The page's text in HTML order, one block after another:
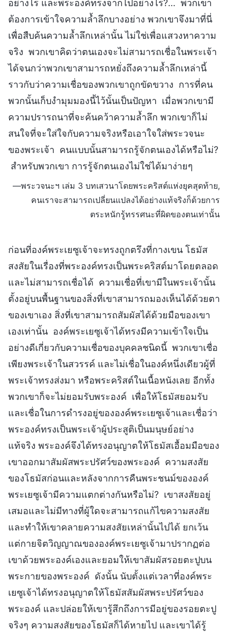
อย่างไร และพระองค์ทรงจากไปอย่างไร?… พวกเขา
ต้องการเข้าใจความล้ำลึกบางอย่าง พวกเขาจึงมาที่นี่
เพื่อสืบค้นความล้ำลึกเหล่านั้น ไม่ใช่เพื่อแสวงหาความ
จริง พวกเขาคิดว่าตนเองจะไม่สามารถเชื่อในพระเจ้า
ได้จนกว่าพวกเขาสามารถหยั่งถึงความล้ำลึกเหล่านี้
ราวกับว่าความเชื่อของพวกเขาถูกขัดขวาง การที่คน
พวกนั้นเก็บงำมุมมองนี้ไว้นั้นเป็นปัญหา เมื่อพวกเขามี
ความปรารถนาที่จะค้นคว้าความล้ำลึก พวกเขาก็ไม่
สนใจที่จะใส่ใจกับความจริงหรือเอาใจใส่พระวจนะ
ของพระเจ้า คนแบบนั้นสามารถรู้จักตนเองได้หรือไม่?
สำหรับพวกเขา การรู้จักตนเองไม่ใช่ได้มาง่ายๆ
—พระวจนะฯ เล่ม 3 บทเสวนาโดยพระคริสต์แห่งยุคสุดท้าย,
คนเราจะสามารถเปลี่ยนแปลงได้อย่างแท้จริงก็ด้วยการ
ตระหนักรู้ทรรศนะที่ผิดของตนเท่านั้น
ก่อนที่องค์พระเยซูเจ้าจะทรงถูกตรึงที่กางเขน โธมัส
สงสัยในเรื่องที่พระองค์ทรงเป็นพระคริสต์มาโดยตลอด
และไม่สามารถเชื่อได้ ความเชื่อที่เขามีในพระเจ้านั้น
ตั้งอยู่บนพื้นฐานของสิ่งที่เขาสามารถมองเห็นได้ด้วยตา
ของเขาเอง สิ่งที่เขาสามารถสัมผัสได้ด้วยมือของเขา
เองเท่านั้น องค์พระเยซูเจ้าได้ทรงมีความเข้าใจเป็น
อย่างดีเกี่ยวกับความเชื่อของบุคคลชนิดนี้ พวกเขาเชื่อ
เพียงพระเจ้าในสวรรค์ และไม่เชื่อในองค์หนึ่งเดียวผู้ที่
พระเจ้าทรงส่งมา หรือพระคริสต์ในเนื้อหนังเลย อีกทั้ง
พวกเขาก็จะไม่ยอมรับพระองค์ เพื่อให้โธมัสยอมรับ
และเชื่อในการดำรงอยู่ขององค์พระเยซูเจ้าและเชื่อว่า
พระองค์ทรงเป็นพระเจ้าผู้ประสูติเป็นมนุษย์อย่าง
แท้จริง พระองค์จึงได้ทรงอนุญาตให้โธมัสเอื้อมมือของ
เขาออกมาสัมผัสพระปรัศว์ของพระองค์ ความสงสัย
ของโธมัสก่อนและหลังจากการคืนพระชนม์ขององค์
พระเยซูเจ้ามีความแตกต่างกันหรือไม่? เขาสงสัยอยู่
เสมอและไม่มีทางที่ผู้ใดจะสามารถแก้ไขความสงสัย
และทำให้เขาคลายความสงสัยเหล่านั้นไปได้ ยกเว้น
แต่กายจิตวิญญาณขององค์พระเยซูเจ้ามาปรากฏต่อ
เขาด้วยพระองค์เองและยอมให้เขาสัมผัสรอยตะปูบน
พระกายของพระองค์ ดังนั้น นับตั้งแต่เวลาที่องค์พระ
เยซูเจ้าได้ทรงอนุญาตให้โธมัสสัมผัสพระปรัศว์ของ
พระองค์ และปล่อยให้เขารู้สึกถึงการมีอยู่ของรอยตะปู
จริงๆ ความสงสัยของโธมัสก็ได้หายไป และเขาได้รู้